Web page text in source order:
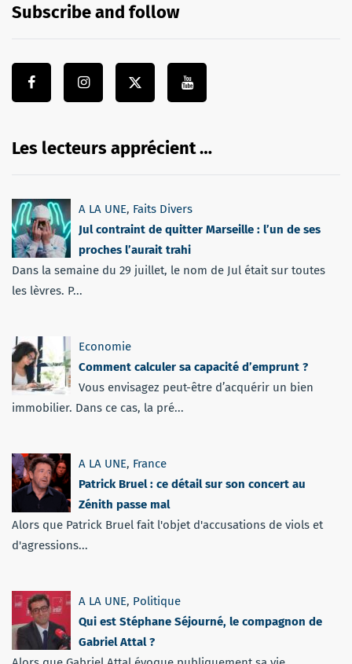
Subscribe and follow
Les lecteurs apprécient …
A LA UNE, Faits Divers
Jul contraint de quitter Marseille : l’un de ses
proches l’aurait trahi
Dans la semaine du 29 juillet, le nom de Jul était sur toutes
les lèvres. P...
Economie
Comment calculer sa capacité d’emprunt ?
Vous envisagez peut-être d’acquérir un bien
immobilier. Dans ce cas, la pré...
A LA UNE, France
Patrick Bruel : ce détail sur son concert au
Zénith passe mal
Alors que Patrick Bruel fait l'objet d'accusations de viols et
d'agressions...
A LA UNE, Politique
Qui est Stéphane Séjourné, le compagnon de
Gabriel Attal ?